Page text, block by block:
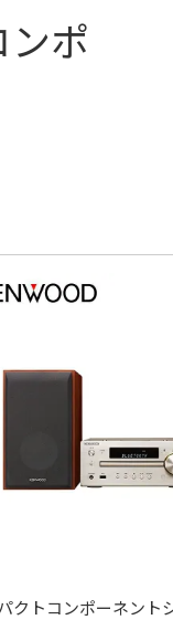
ンポ
クトコンポーネント